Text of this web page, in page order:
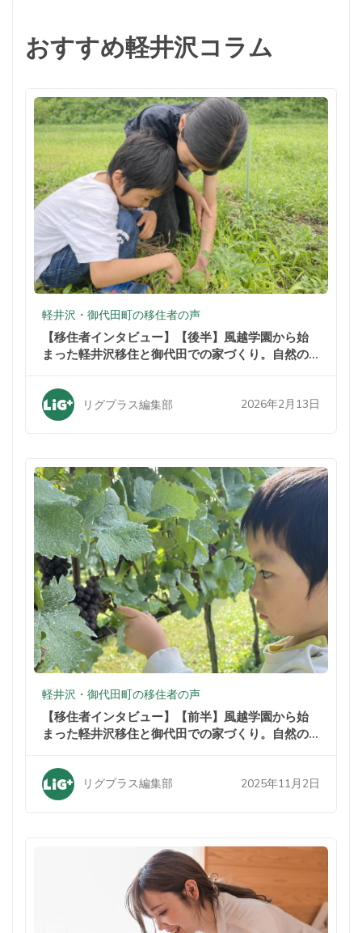
おすすめ軽井沢コラム
軽井沢・御代田町の移住者の声
【移住者インタビュー】【後半】風越学園から始
まった軽井沢移住と御代田での家づくり。自然の
リグプラス編集部 2026年2月13日
軽井沢・御代田町の移住者の声
【移住者インタビュー】【前半】風越学園から始
まった軽井沢移住と御代田での家づくり。自然の
リグプラス編集部 2025年11月2日